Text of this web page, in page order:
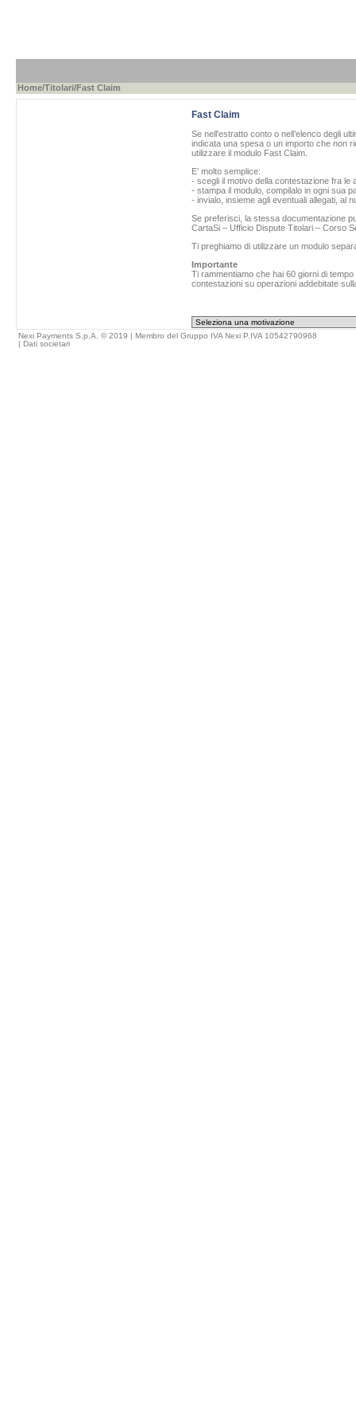
Home/Titolari/Fast Claim
Fast Claim
Se nell'estratto conto o nell’elenco degli
indicata una spesa o un importo che non
utilizzare il modulo Fast Claim.
E’ molto semplice:
- scegli il motivo della contestazione fra le
- stampa il modulo, compilalo in ogni sua
- invialo, insieme agli eventuali allegati, al
Se preferisci, la stessa documentazione
CartaSi – Ufficio Dispute Titolari – Corso
Ti preghiamo di utilizzare un modulo
Importante
Ti rammentiamo che hai 60 giorni di
contestazioni su operazioni addebitate
Nexi Payments S.p.A. © 2019 | Membro del Gruppo IVA Nexi P.IVA 10542790968
| Dati societari